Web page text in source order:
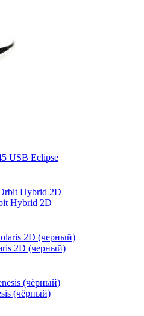
USB Eclipse
Hybrid 2D
2D (черный)
(чёрный)